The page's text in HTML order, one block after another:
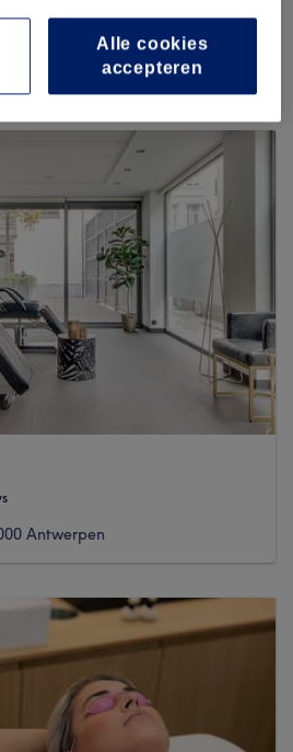
(Ingang via Sterstraat)
Antwerpen
Alle cookies
accepteren